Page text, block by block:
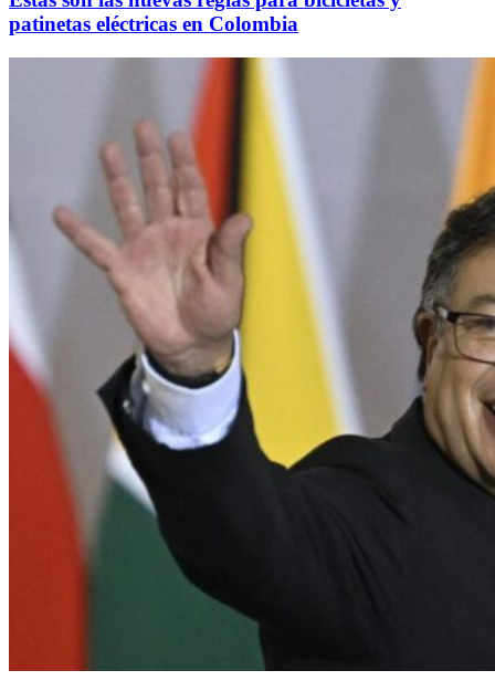
patinetas eléctricas en Colombia